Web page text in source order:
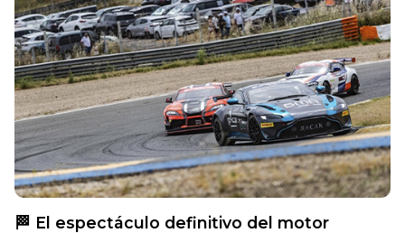
🏁 El espectáculo definitivo del motor